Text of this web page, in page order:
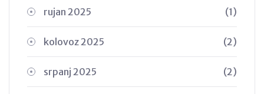
rujan 2025 (1)
kolovoz 2025 (2)
srpanj 2025 (2)